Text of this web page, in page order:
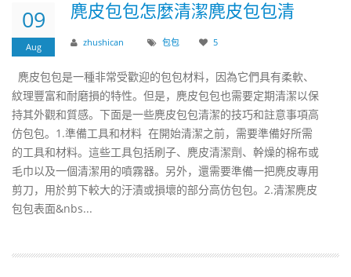
09
Aug
​麂皮包包怎麼清潔麂皮包包清
zhushican 包包 5
麂皮包包是一種非常受歡迎的包包材料，因為它們具有柔軟、
紋理豐富和耐磨損的特性。但是，麂皮包包也需要定期清潔以保
持其外觀和質感。下面是一些麂皮包包清潔的技巧和註意事項高
仿包包。1.準備工具和材料 在開始清潔之前，需要準備好所需
的工具和材料。這些工具包括刷子、麂皮清潔劑、幹燥的棉布或
毛巾以及一個清潔用的噴霧器。另外，還需要準備一把麂皮專用
剪刀，用於剪下較大的汙漬或損壞的部分高仿包包。2.清潔麂皮
包包表面&nbs...